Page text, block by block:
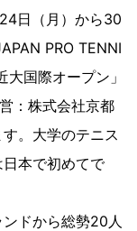
日（月）から30
PRO TENNI
国際オープン」
：株式会社京都
。大学のテニス
本で初めてで
ドから総勢20人